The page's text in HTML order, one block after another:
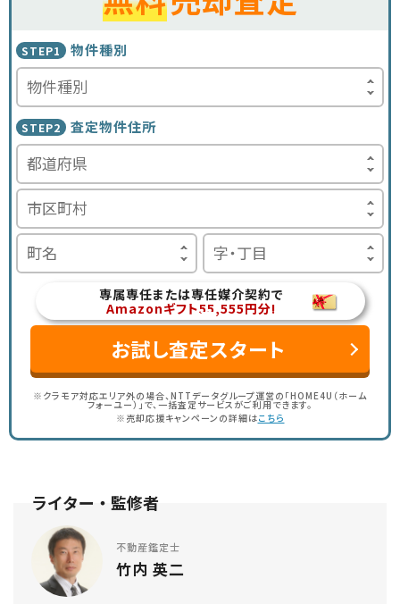
STEP1 物件種別
STEP2 査定物件住所
専属専任または専任媒介契約で
Amazonギフト55,555円分!
お試し査定スタート
※クラモア対応エリア外の場合、NTTデータグループ運営の「HOME4U（ホーム
フォーユー）」で、一括査定サービスがご利用できます。
※売却応援キャンペーンの詳細はこちら
不動産鑑定士
竹内 英二